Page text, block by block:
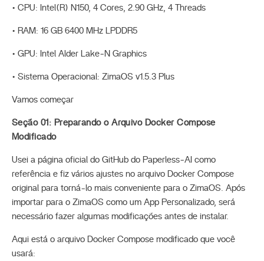
• CPU: Intel(R) N150, 4 Cores, 2.90 GHz, 4 Threads
• RAM: 16 GB 6400 MHz LPDDR5
• GPU: Intel Alder Lake‑N Graphics
• Sistema Operacional: ZimaOS v1.5.3 Plus
Vamos começar
Seção 01: Preparando o Arquivo Docker Compose
Modificado
Usei a página oficial do GitHub do Paperless‑AI como
referência e fiz vários ajustes no arquivo Docker Compose
original para torná-lo mais conveniente para o ZimaOS. Após
importar para o ZimaOS como um App Personalizado, será
necessário fazer algumas modificações antes de instalar.
Aqui está o arquivo Docker Compose modificado que você
usará: